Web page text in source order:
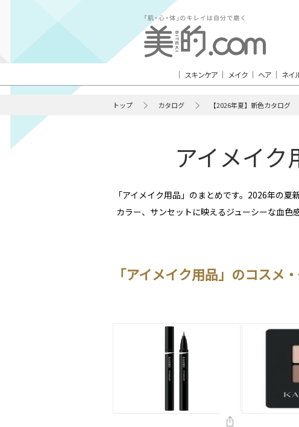
スキンケア メイク ヘア ネイ
トップ カタログ 【2026年夏】新色カタログ
アイメイ
「アイメイク用品」のまとめです。2026年の
カラー、サンセットに映えるジューシーな血
「アイメイク用品」のコスメ